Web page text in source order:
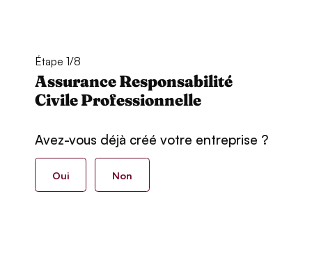
Étape 1/8
Assurance Responsabilité
Civile Professionnelle
Avez-vous déjà créé votre entreprise ?
Oui Non